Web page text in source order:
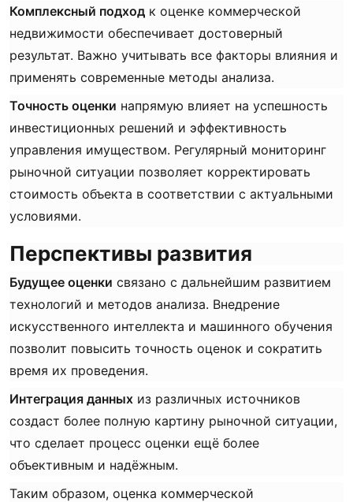
Комплексный подход к оценке коммерческой
недвижимости обеспечивает достоверный
результат. Важно учитывать все факторы влияния и
применять современные методы анализа.
Точность оценки напрямую влияет на успешность
инвестиционных решений и эффективность
управления имуществом. Регулярный мониторинг
рыночной ситуации позволяет корректировать
стоимость объекта в соответствии с актуальными
условиями.
Перспективы развития
Будущее оценки связано с дальнейшим развитием
технологий и методов анализа. Внедрение
искусственного интеллекта и машинного обучения
позволит повысить точность оценок и сократить
время их проведения.
Интеграция данных из различных источников
создаст более полную картину рыночной ситуации,
что сделает процесс оценки ещё более
объективным и надёжным.
Таким образом, оценка коммерческой